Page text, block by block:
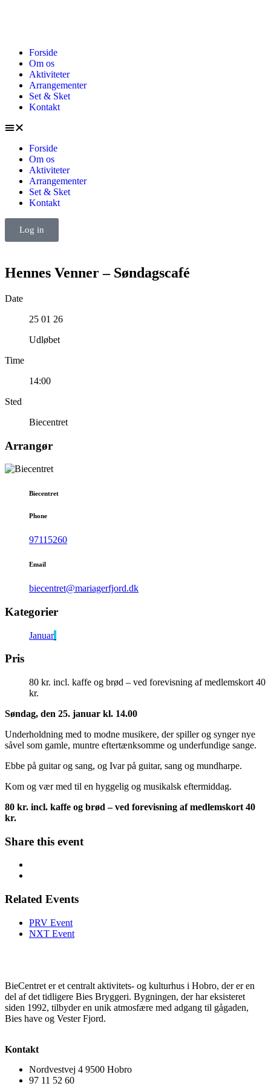
Forside
Om os
Aktiviteter
Arrangementer
Set & Sket
Kontakt
Forside
Om os
Aktiviteter
Arrangementer
Set & Sket
Kontakt
Log in
Hennes Venner – Søndagscafé
Date
25 01 26
Udløbet
Time
14:00
Sted
Biecentret
Arrangør
Biecentret
Phone
97115260
Email
biecentret@mariagerfjord.dk
Kategorier
Januar
Pris
80 kr. incl. kaffe og brød – ved forevisning af medlemskort 40
kr.
Søndag, den 25. januar kl. 14.00
Underholdning med to modne musikere, der spiller og synger nye
såvel som gamle, muntre eftertænksomme og underfundige sange.
Ebbe på guitar og sang, og Ivar på guitar, sang og mundharpe.
Kom og vær med til en hyggelig og musikalsk eftermiddag.
80 kr. incl. kaffe og brød – ved forevisning af medlemskort 40
kr.
Share this event
Related Events
PRV Event
NXT Event
BieCentret er et centralt aktivitets- og kulturhus i Hobro, der er en
del af det tidligere Bies Bryggeri. Bygningen, der har eksisteret
siden 1992, tilbyder en unik atmosfære med adgang til gågaden,
Bies have og Vester Fjord.
Kontakt
Nordvestvej 4 9500 Hobro
97 11 52 60